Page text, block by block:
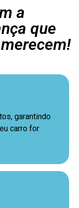
a
que
garantindo
carro for